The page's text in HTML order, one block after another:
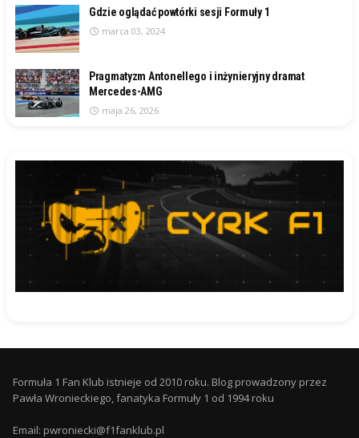
Gdzie oglądać powtórki sesji Formuły 1
marca 03, 2024
Pragmatyzm Antonellego i inżynieryjny dramat
Mercedes-AMG
maja 26, 2026
Formuła 1 Fan Klub istnieje od 2010 roku. Blog prowadzony przez
Pawła Wronieckiego, fanatyka Formuły 1 od 1994 roku
Email: pwroniecki@f1fanklub.pl